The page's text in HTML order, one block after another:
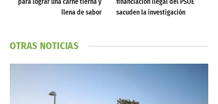
para lograr una carne tierna y
llena de sabor
financiación ilegal del PSOE
sacuden la investigación
OTRAS NOTICIAS